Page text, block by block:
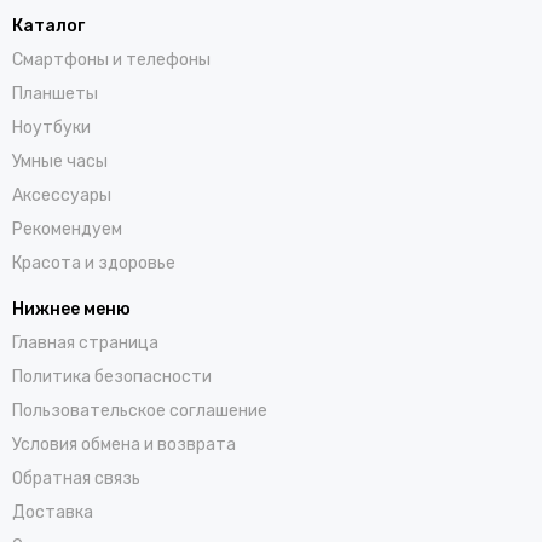
Каталог
Смартфоны и телефоны
Планшеты
Ноутбуки
Умные часы
Аксессуары
Рекомендуем
Красота и здоровье
Нижнее меню
Главная страница
Политика безопасности
Пользовательское соглашение
Условия обмена и возврата
Обратная связь
Доставка